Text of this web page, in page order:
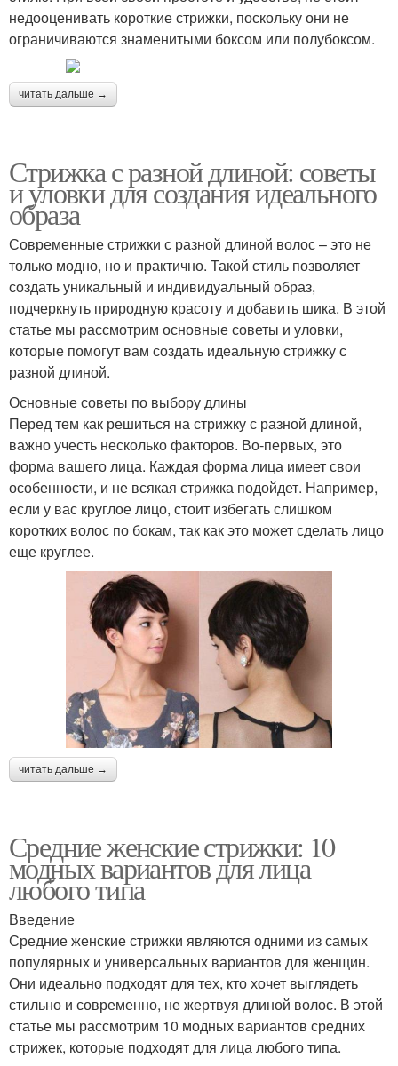
недооценивать короткие стрижки, поскольку они не
ограничиваются знаменитыми боксом или полубоксом.
читать дальше →
Стрижка с разной длиной: советы
и уловки для создания идеального
образа
Современные стрижки с разной длиной волос – это не
только модно, но и практично. Такой стиль позволяет
создать уникальный и индивидуальный образ,
подчеркнуть природную красоту и добавить шика. В этой
статье мы рассмотрим основные советы и уловки,
которые помогут вам создать идеальную стрижку с
разной длиной.
Основные советы по выбору длины
Перед тем как решиться на стрижку с разной длиной,
важно учесть несколько факторов. Во-первых, это
форма вашего лица. Каждая форма лица имеет свои
особенности, и не всякая стрижка подойдет. Например,
если у вас круглое лицо, стоит избегать слишком
коротких волос по бокам, так как это может сделать лицо
еще круглее.
читать дальше →
Средние женские стрижки: 10
модных вариантов для лица
любого типа
Введение
Средние женские стрижки являются одними из самых
популярных и универсальных вариантов для женщин.
Они идеально подходят для тех, кто хочет выглядеть
стильно и современно, не жертвуя длиной волос. В этой
статье мы рассмотрим 10 модных вариантов средних
стрижек, которые подходят для лица любого типа.